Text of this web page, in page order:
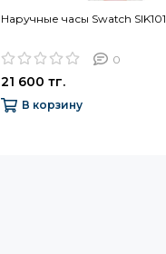
Наручные часы Swatch SIK101
0
21 600 тг.
В корзину